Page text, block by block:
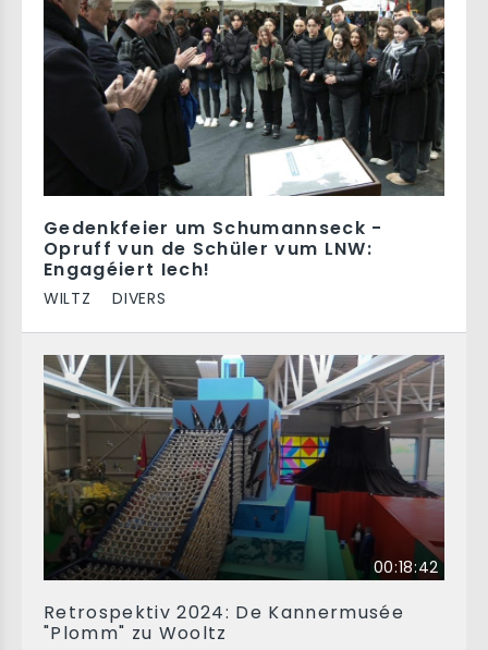
Gedenkfeier um Schumannseck -
Opruff vun de Schüler vum LNW:
Engagéiert Iech!
WILTZ DIVERS
00:18:42
Retrospektiv 2024: De Kannermusée
"Plomm" zu Wooltz